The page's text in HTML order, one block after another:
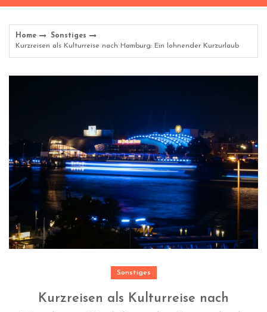
Home
Sonstiges
Kurzreisen als Kulturreise nach Hamburg: Ein lohnender Kurzurlaub
Sonstiges
Kurzreisen als Kulturreise nach